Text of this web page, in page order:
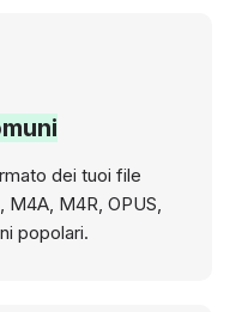
dei tuoi file
M4A, M4R, OPUS,
popolari.